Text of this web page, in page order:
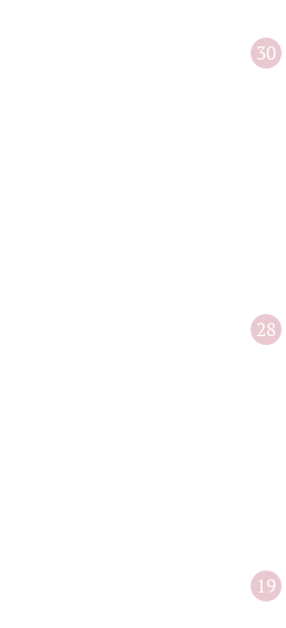
30
28
19